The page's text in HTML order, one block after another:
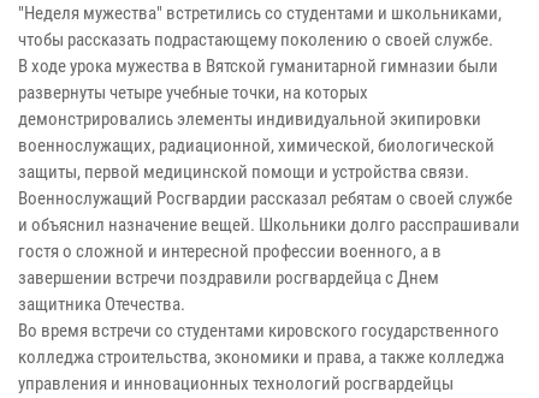
"Неделя мужества" встретились со студентами и школьниками,
чтобы рассказать подрастающему поколению о своей службе.
В ходе урока мужества в Вятской гуманитарной гимназии были
развернуты четыре учебные точки, на которых
демонстрировались элементы индивидуальной экипировки
военнослужащих, радиационной, химической, биологической
защиты, первой медицинской помощи и устройства связи.
Военнослужащий Росгвардии рассказал ребятам о своей службе
и объяснил назначение вещей. Школьники долго расспрашивали
гостя о сложной и интересной профессии военного, а в
завершении встречи поздравили росгвардейца с Днем
защитника Отечества.
Во время встречи со студентами кировского государственного
колледжа строительства, экономики и права, а также колледжа
управления и инновационных технологий росгвардейцы